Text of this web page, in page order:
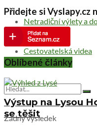
Netradiční výlety a
Cestovatelská videa
Žádný výsledek
Přidejte si Vyslapy.cz
Oblíbené články
Výstup na Lysou
se těšit